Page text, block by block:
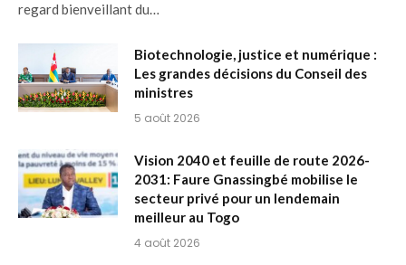
regard bienveillant du…
Biotechnologie, justice et numérique :
Les grandes décisions du Conseil des
ministres
5 août 2026
Vision 2040 et feuille de route 2026-
2031: Faure Gnassingbé mobilise le
secteur privé pour un lendemain
meilleur au Togo
4 août 2026